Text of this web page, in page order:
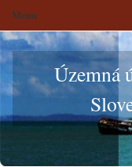
Územná
Menu